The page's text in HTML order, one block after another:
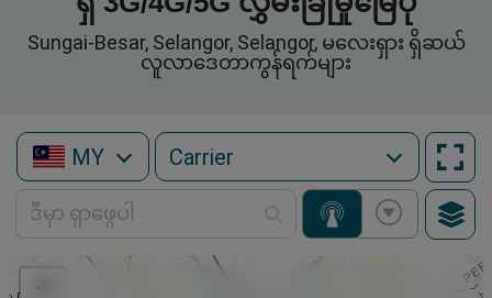
Sungai-Besar, Selangor, Selangor, မလေးရှား ရှိဆယ်
လူလာဒေတာကွန်ရက်များ
MY